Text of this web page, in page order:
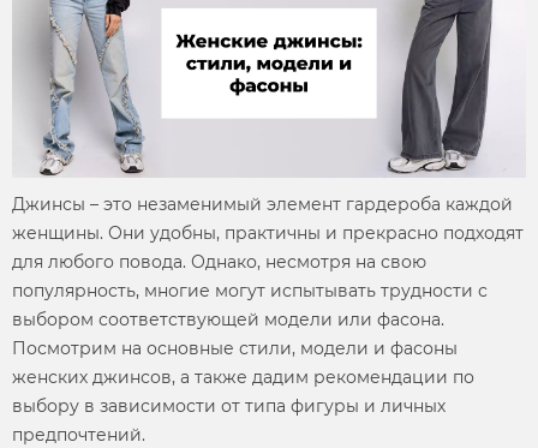
Джинсы – это незаменимый элемент гардероба каждой
женщины. Они удобны, практичны и прекрасно подходят
для любого повода. Однако, несмотря на свою
популярность, многие могут испытывать трудности с
выбором соответствующей модели или фасона.
Посмотрим на основные стили, модели и фасоны
женских джинсов, а также дадим рекомендации по
выбору в зависимости от типа фигуры и личных
предпочтений.